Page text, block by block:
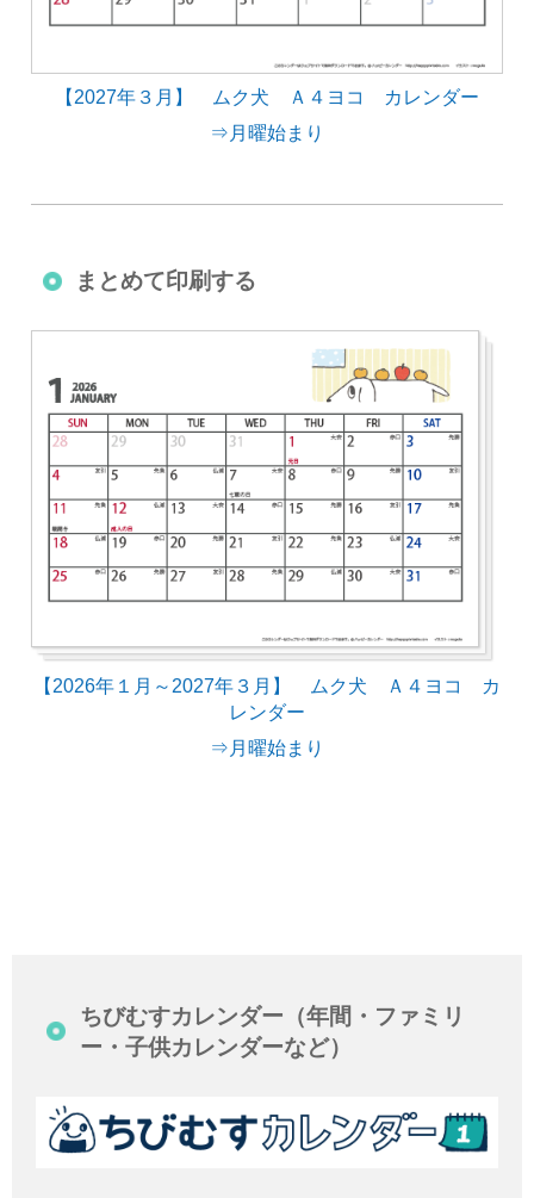
【2027年３月】 ムク犬 Ａ４ヨコ カレンダー
⇒月曜始まり
まとめて印刷する
【2026年１月～2027年３月】 ムク犬 Ａ４ヨコ カ
レンダー
⇒月曜始まり
ちびむすカレンダー（年間・ファミリ
ー・子供カレンダーなど）